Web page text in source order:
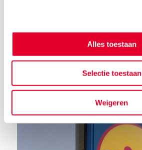
Alles toestaan
Selectie toestaan
Weigeren
Terug naar het nieuwsoverzicht